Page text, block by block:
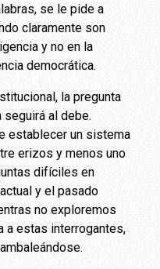
se le pide a
claramente son
y no en la
democrática.
la pregunta
seguirá al debe.
establecer un sistema
erizos y menos uno
difíciles en
y el pasado
no exploremos
a estas interrogantes,